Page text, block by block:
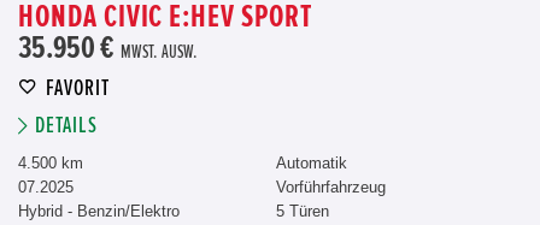
HONDA CIVIC E:HEV SPORT
35.950 € MWST. AUSW.
FAVORIT
DETAILS
4.500 km
07.2025
Hybrid - Benzin/Elektro
Automatik
Vorführfahrzeug
5 Türen